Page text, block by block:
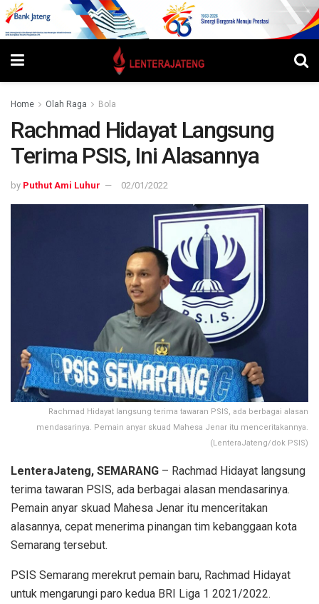
Home Olah Raga Bola
Rachmad Hidayat Langsung
Terima PSIS, Ini Alasannya
by Puthut Ami Luhur 02/01/2022
Rachmad Hidayat langsung terima tawaran PSIS, ada berbagai alasan
mendasarinya. Pemain anyar skuad Mahesa Jenar itu menceritakannya.
(LenteraJateng/dok PSIS)
LenteraJateng, SEMARANG – Rachmad Hidayat langsung
terima tawaran PSIS, ada berbagai alasan mendasarinya.
Pemain anyar skuad Mahesa Jenar itu menceritakan
alasannya, cepat menerima pinangan tim kebanggaan kota
Semarang tersebut.
PSIS Semarang merekrut pemain baru, Rachmad Hidayat
untuk mengarungi paro kedua BRI Liga 1 2021/2022.